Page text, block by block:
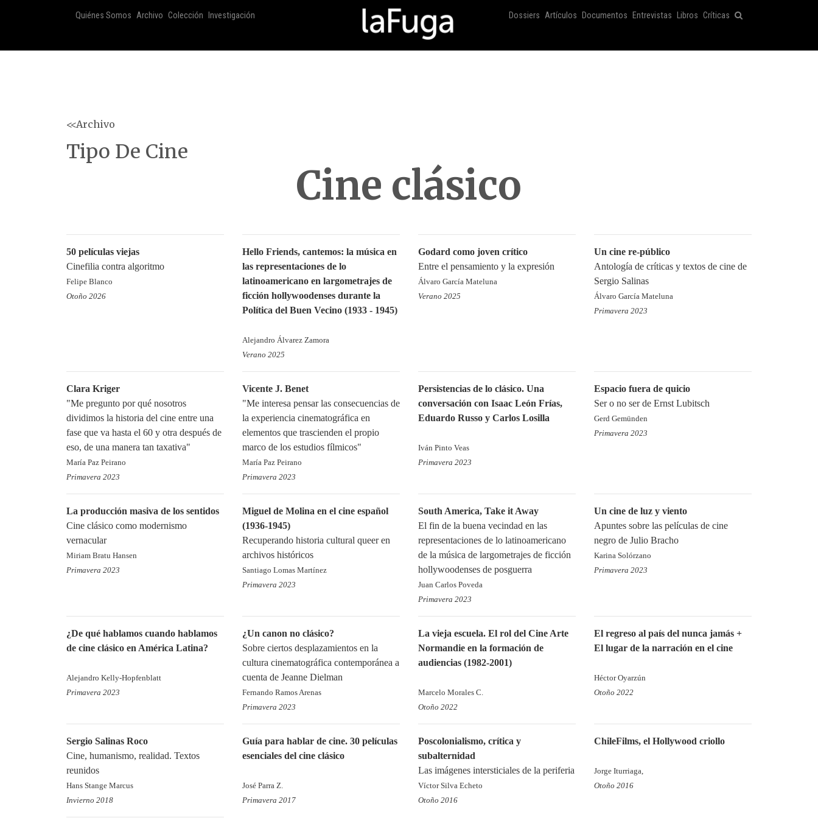
Quiénes Somos Archivo Colección Investigación Dossiers Artículos Documentos Entrevistas Libros Críticas
<<Archivo
Tipo De Cine
Cine clásico
50 películas viejas
Cinefilia contra algoritmo
Felipe Blanco
Otoño 2026
Hello Friends, cantemos: la música en
las representaciones de lo
latinoamericano en largometrajes de
ficción hollywoodenses durante la
Política del Buen Vecino (1933 - 1945)
Alejandro Álvarez Zamora
Verano 2025
Godard como joven crítico
Entre el pensamiento y la expresión
Álvaro García Mateluna
Verano 2025
Un cine re-público
Antología de críticas y textos de cine de
Sergio Salinas
Álvaro García Mateluna
Primavera 2023
Clara Kriger
"Me pregunto por qué nosotros
dividimos la historia del cine entre una
fase que va hasta el 60 y otra después de
eso, de una manera tan taxativa"
María Paz Peirano
Primavera 2023
Vicente J. Benet
"Me interesa pensar las consecuencias de
la experiencia cinematográfica en
elementos que trascienden el propio
marco de los estudios fílmicos"
María Paz Peirano
Primavera 2023
Persistencias de lo clásico. Una
conversación con Isaac León Frías,
Eduardo Russo y Carlos Losilla
Iván Pinto Veas
Primavera 2023
Espacio fuera de quicio
Ser o no ser de Ernst Lubitsch
Gerd Gemünden
Primavera 2023
La producción masiva de los sentidos
Cine clásico como modernismo
vernacular
Miriam Bratu Hansen
Primavera 2023
Miguel de Molina en el cine español
(1936-1945)
Recuperando historia cultural queer en
archivos históricos
Santiago Lomas Martínez
Primavera 2023
South America, Take it Away
El fin de la buena vecindad en las
representaciones de lo latinoamericano
de la música de largometrajes de ficción
hollywoodenses de posguerra
Juan Carlos Poveda
Primavera 2023
Un cine de luz y viento
Apuntes sobre las películas de cine
negro de Julio Bracho
Karina Solórzano
Primavera 2023
¿De qué hablamos cuando hablamos
de cine clásico en América Latina?
Alejandro Kelly-Hopfenblatt
Primavera 2023
¿Un canon no clásico?
Sobre ciertos desplazamientos en la
cultura cinematográfica contemporánea a
cuenta de Jeanne Dielman
Fernando Ramos Arenas
Primavera 2023
La vieja escuela. El rol del Cine Arte
Normandie en la formación de
audiencias (1982-2001)
Marcelo Morales C.
Otoño 2022
El regreso al país del nunca jamás +
El lugar de la narración en el cine
Héctor Oyarzún
Otoño 2022
Sergio Salinas Roco
Cine, humanismo, realidad. Textos
reunidos
Hans Stange Marcus
Invierno 2018
Guía para hablar de cine. 30 películas
esenciales del cine clásico
José Parra Z.
Primavera 2017
Poscolonialismo, crítica y
subalternidad
Las imágenes intersticiales de la periferia
Víctor Silva Echeto
Otoño 2016
ChileFilms, el Hollywood criollo
Jorge Iturriaga,
Otoño 2016